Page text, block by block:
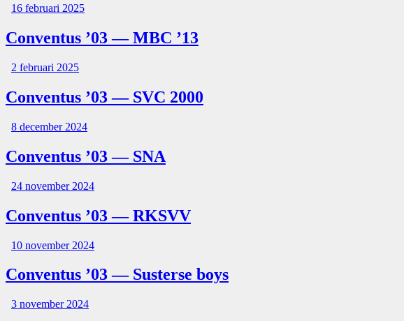
16 februari 2025
Conventus ’03 — MBC ’13
2 februari 2025
Conventus ’03 — SVC 2000
8 december 2024
Conventus ’03 — SNA
24 november 2024
Conventus ’03 — RKSVV
10 november 2024
Conventus ’03 — Susterse boys
3 november 2024